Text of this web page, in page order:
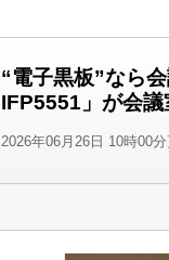
“電子黒板”なら
IFP5551」が会
2026年06月26日 10時00